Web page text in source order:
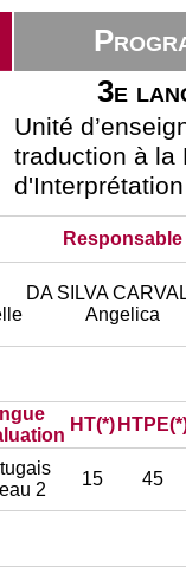
3e
Unité
traduction à la
Responsable
DA SILVA
Angelica
HT(*)
2
15 45